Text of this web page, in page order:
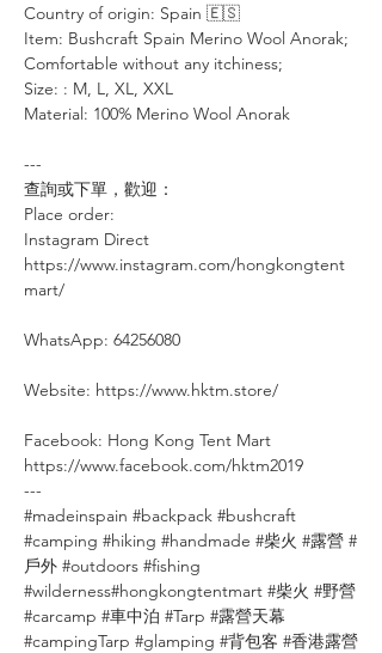
Country of origin: Spain 🇪🇸
Item: Bushcraft Spain Merino Wool Anorak;
Comfortable without any itchiness;
Size: : M, L, XL, XXL
Material: 100% Merino Wool Anorak
---
查詢或下單，歡迎：⠀⠀⠀
Place order: ⠀⠀⠀
Instagram Direct⠀⠀
https://www.instagram.com/hongkongtent
mart/
WhatsApp: 64256080
Website: https://www.hktm.store/
Facebook: Hong Kong Tent Mart⠀⠀⠀
https://www.facebook.com/hktm2019⠀⠀
---
#madeinspain #backpack #bushcraft
#camping #hiking #handmade #柴火 #露營 #
戶外 #outdoors #fishing
#wilderness#hongkongtentmart #柴火 #野營
#carcamp #車中泊 #Tarp #露營天幕
#campingTarp #glamping #背包客 #香港露營